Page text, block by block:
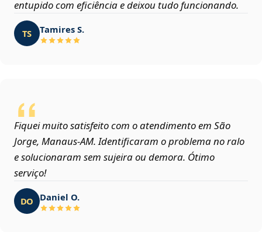
entupido com eficiência e deixou tudo funcionando.
TS Tamires S.
Fiquei muito satisfeito com o atendimento em São
Jorge, Manaus‑AM. Identificaram o problema no ralo
e solucionaram sem sujeira ou demora. Ótimo
serviço!
DO Daniel O.